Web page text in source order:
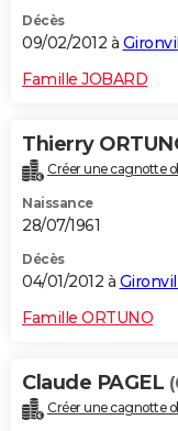
Décès
09/02/2012 à
Famille JOBARD
Thierry
Créer une cagnotte
Naissance
28/07/1961
Décès
04/01/2012 à
Famille ORTUNO
Claude PAGEL
Créer une cagnotte